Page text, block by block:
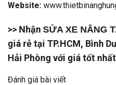
Website:
>> Nhận SỬA XE NÂNG
giá rẻ tại TP.HCM, Bình
Hải Phòng với giá tốt
Đánh giá bài viết